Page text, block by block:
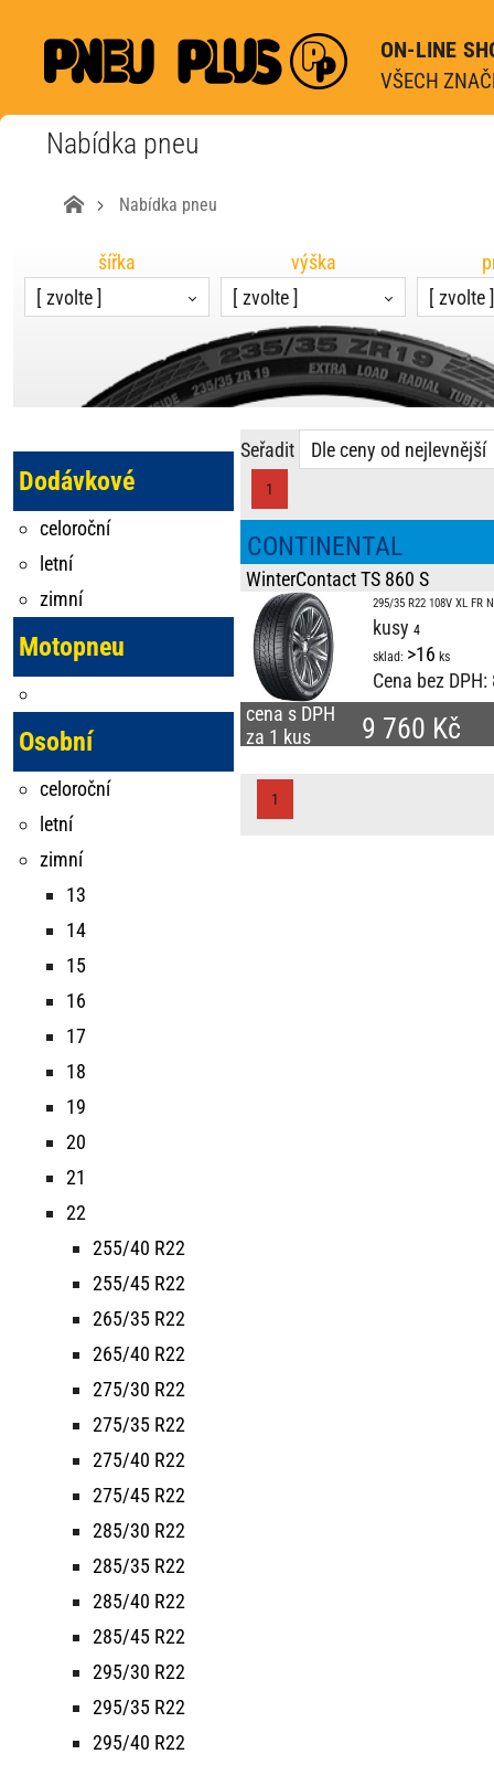
ON-LINE
VŠECH
Nabídka pneu
Nabídka pneu
šířka
[ zvolte ]
výška
[ zvolte ]
[ zvolte
Seřadit Dle ceny od nejlevnější
1
CONTINENTAL
WinterContact TS 860 S
295/35 R22 108V XL FR
kusy
sklad: >16 ks
Cena bez DPH:
cena s DPH
za 1 kus
9 760 Kč
1
Dodávkové
celoroční
letní
zimní
Motopneu
Osobní
celoroční
letní
zimní
13
14
15
16
17
18
19
20
21
22
255/40 R22
255/45 R22
265/35 R22
265/40 R22
275/30 R22
275/35 R22
275/40 R22
275/45 R22
285/30 R22
285/35 R22
285/40 R22
285/45 R22
295/30 R22
295/35 R22
295/40 R22